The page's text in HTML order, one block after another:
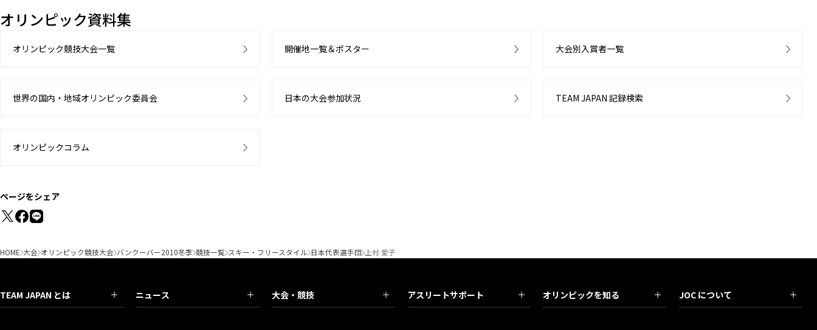
オリンピック資料集
オリンピック競技大会一覧 開催地一覧＆ポスター 大会別入賞者一覧
世界の国内・地域オリンピック委員会 日本の大会参加状況 TEAM JAPAN 記録検索
オリンピックコラム
ページをシェア
HOME 大会 オリンピック競技大会 バンクーバー2010冬季 競技一覧 スキー・フリースタイル 日本代表選手団 上村 愛子
TEAM JAPAN とは ニュース 大会・競技 アスリートサポート オリンピックを知る JOC について